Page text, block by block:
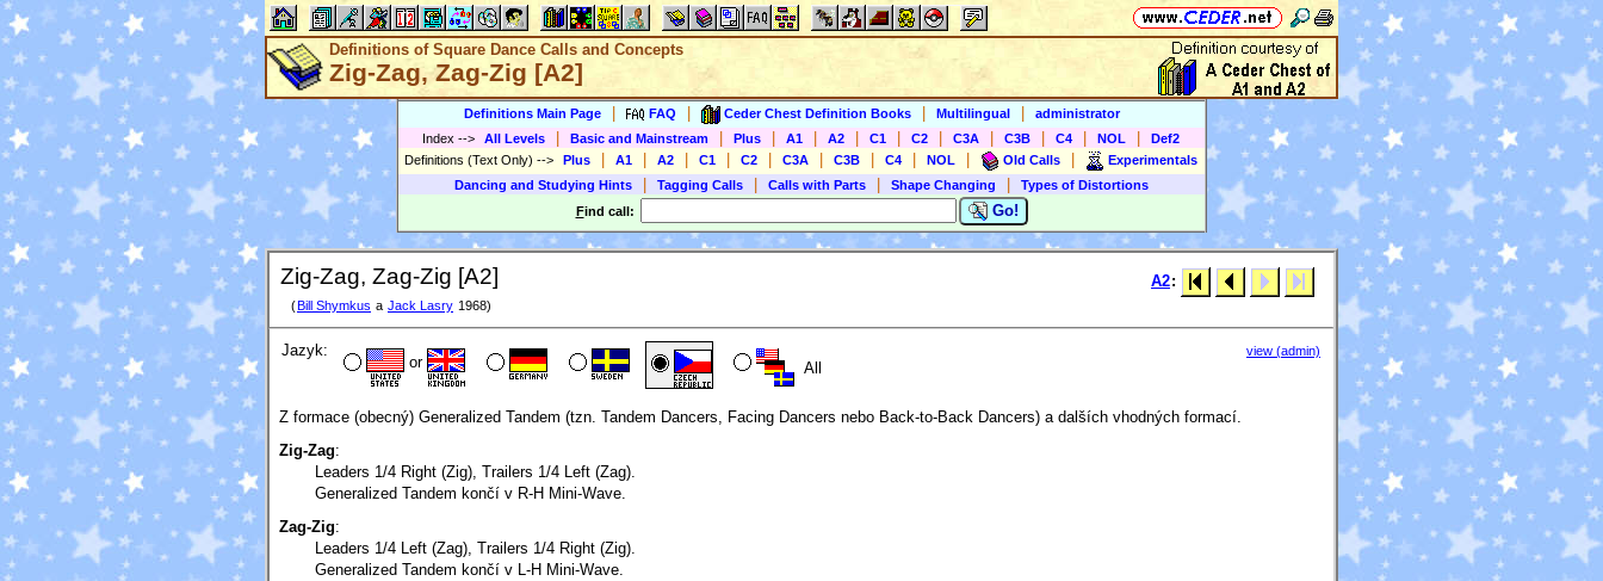
Definitions of Square Dance Calls and Concepts
Zig-Zag, Zag-Zig [A2]
Definitions Main Page FAQ Ceder Chest Definition Books Multilingual
administrator
Index --> All Levels Basic and Mainstream Plus A1 A2 C1 C2 C3A C3B C4 NOL
Def2
Definitions (Text Only) --> Plus A1 A2 C1 C2 C3A C3B C4 NOL Old Calls
Experimentals
Dancing and Studying Hints
Tagging Calls Calls with Parts Shape Changing
Types of Distortions
Find call: Go!
Zig-Zag, Zag-Zig [A2]
( Bill Shymkus a Jack Lasry 1968)
A2:
Jazyk:
or All
view (admin)
Z formace (obecný) Generalized Tandem (tzn. Tandem Dancers, Facing Dancers nebo Back-to-Back Dancers) a dalších vhodných formací.
Zig-Zag:
Leaders 1/4 Right (Zig), Trailers 1/4 Left (Zag).
Generalized Tandem končí v R-H Mini-Wave.
Zag-Zig:
Leaders 1/4 Left (Zag), Trailers 1/4 Right (Zig).
Generalized Tandem končí v L-H Mini-Wave.